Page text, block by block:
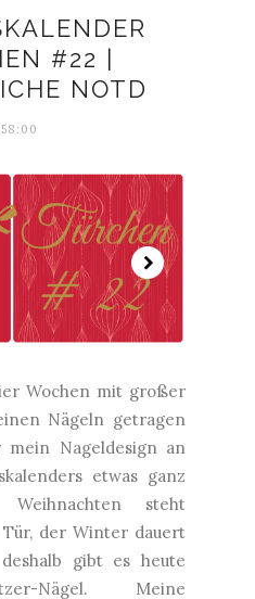
#22 |
NOTD
Wochen mit großer
Nägeln getragen
Nageldesign an
etwas ganz
Weihnachten steht
der Winter dauert
gibt es heute
Nägel. Meine